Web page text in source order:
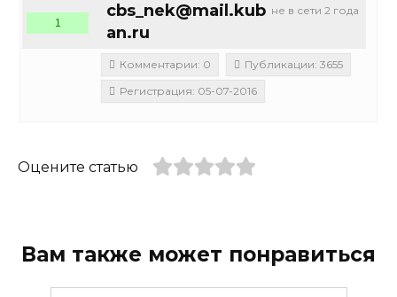
не в сети 2 года
cbs_nek@mail.kub
an.ru
1
Комментарии: 0
Публикации: 3655
Регистрация: 05-07-2016
Оцените статью
Вам также может понравиться